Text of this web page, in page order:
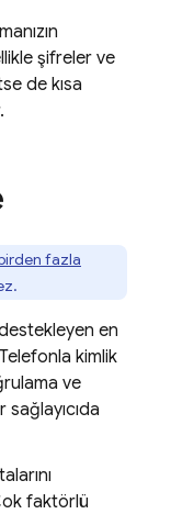
şifreler ve
de kısa
fazla
en
kimlik
ve
sağlayıcıda
faktörlü